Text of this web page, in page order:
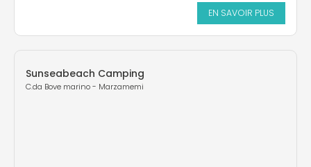
EN SAVOIR PLUS
Sunseabeach Camping
C.da Bove marino - Marzamemi